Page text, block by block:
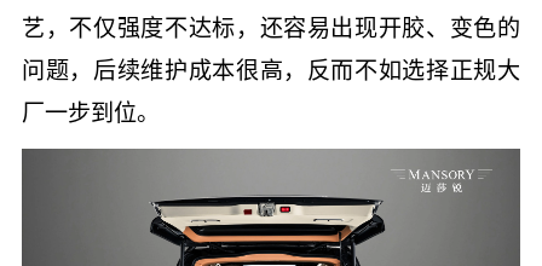
艺，不仅强度不达标，还容易出现开胶、变色的
问题，后续维护成本很高，反而不如选择正规大
厂一步到位。